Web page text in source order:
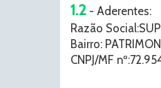
1.2 - Aderentes:
Razão
Bairro:
CNPJ/MF